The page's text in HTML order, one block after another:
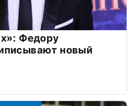
Федору
новый